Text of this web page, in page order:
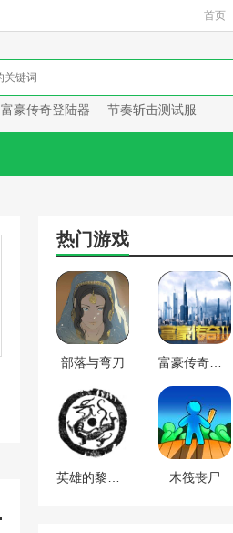
首页
富豪传奇登陆器 节奏斩击测试服
热门游戏
部落与弯刀
木筏丧尸